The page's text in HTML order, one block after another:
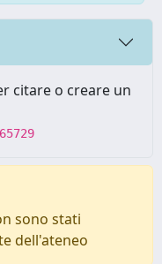
citare o creare un
sono stati
dell'ateneo